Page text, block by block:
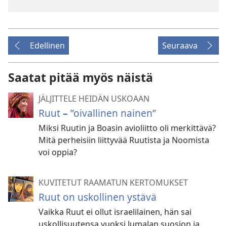
Edellinen Seuraava
Saatat pitää myös näistä
JÄLJITTELE HEIDÄN USKOAAN
Ruut– ”oivallinen nainen”
Miksi Ruutin ja Boasin avioliitto oli merkittävä?
Mitä perheisiin liittyvää Ruutista ja Noomista
voi oppia?
KUVITETUT RAAMATUN KERTOMUKSET
Ruut on uskollinen ystävä
Vaikka Ruut ei ollut israelilainen, hän sai